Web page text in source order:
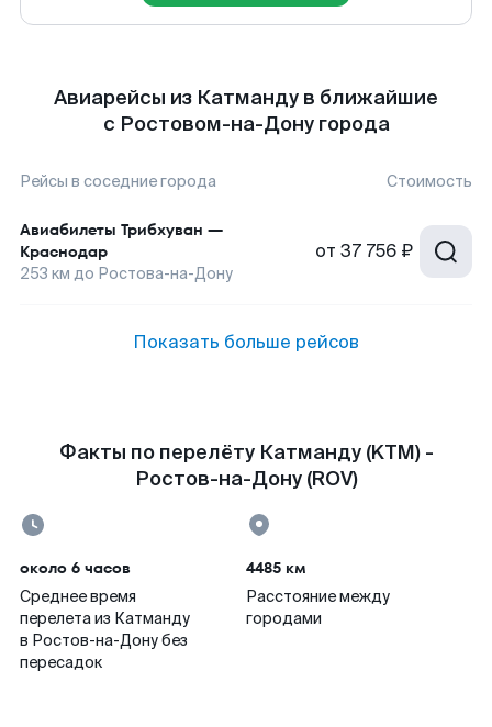
Авиарейсы из Катманду в ближайшие
с Ростовом-на-Дону города
Рейсы в соседние города Стоимость
Авиабилеты Трибхуван —
Краснодар
253 км до Ростова-на-Дону
от 37 756 ₽
Показать больше рейсов
Факты по перелёту Катманду (KTM) -
Ростов-на-Дону (ROV)
около 6 часов
Среднее время
перелета из Катманду
в Ростов-на-Дону без
пересадок
4485 км
Расстояние между
городами